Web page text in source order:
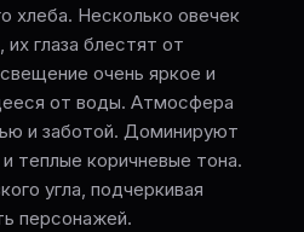
хлеба. Несколько овечек
их глаза блестят от
очень яркое и
от воды. Атмосфера
и заботой. Доминируют
теплые коричневые тона.
угла, подчеркивая
персонажей.